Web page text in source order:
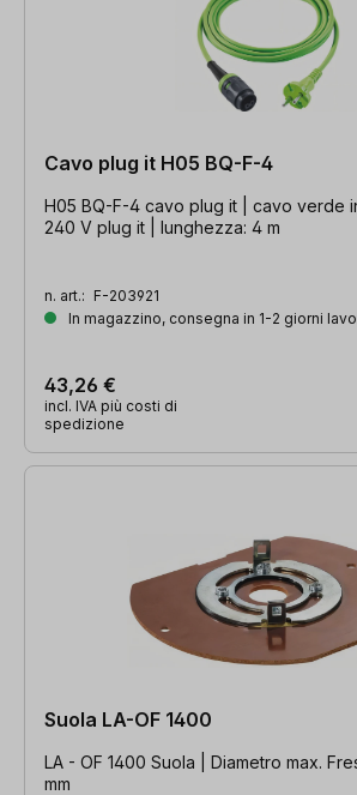
Cavo plug it H05 BQ-F-4
H05 BQ-F-4 cavo plug it | cavo verde
240 V plug it | lunghezza: 4 m
n. art.: F-203921
In magazzino, consegna in 1-2 giorni
43,26 €
incl. IVA più costi di
spedizione
Suola LA-OF 1400
LA - OF 1400 Suola | Diametro max.
mm